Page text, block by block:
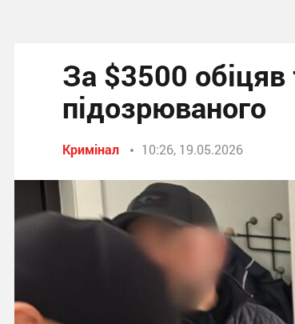
За $3500 обіцяв
підозрюваного
Кримінал 10:26, 19.05.2026